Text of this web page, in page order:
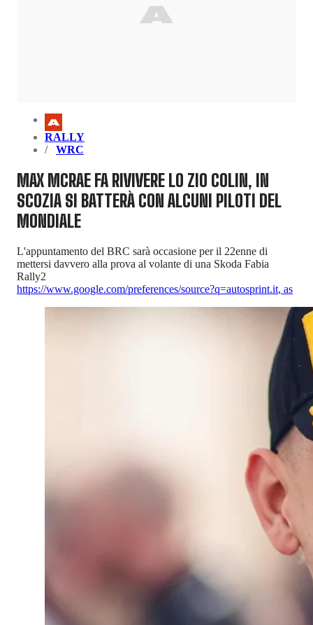
RALLY
WRC
MAX MCRAE FA RIVIVERE LO ZIO COLIN, IN
SCOZIA SI BATTERÀ CON ALCUNI PILOTI DEL
MONDIALE
L'appuntamento del BRC sarà occasione per il 22enne di
mettersi davvero alla prova al volante di una Skoda Fabia
Rally2
https://www.google.com/preferences/source?q=autosprint.it, as